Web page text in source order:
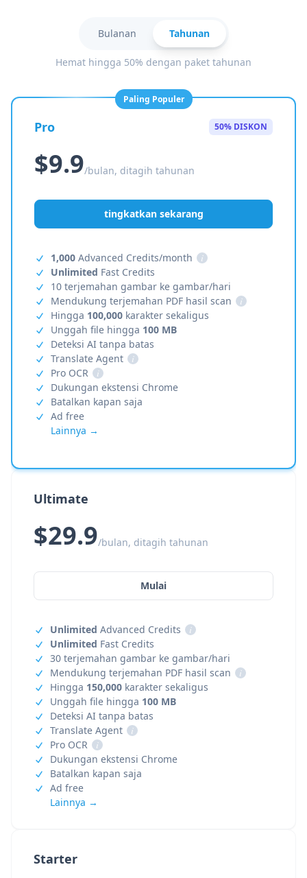
Bulanan Tahunan
Hemat hingga 50% dengan paket tahunan
Starter
Paling Populer
Pro 50% DISKON
$9.9/bulan, ditagih tahunan
tingkatkan sekarang
1,000 Advanced Credits/month
i
Unlimited Fast Credits
10 terjemahan gambar ke gambar/hari
Mendukung terjemahan PDF hasil scan
i
Hingga 100,000 karakter sekaligus
Unggah file hingga 100 MB
Deteksi AI tanpa batas
Translate Agent
i
Pro OCR
i
Dukungan ekstensi Chrome
Batalkan kapan saja
Ad free
Lainnya →
Ultimate
$29.9/bulan, ditagih tahunan
Mulai
Unlimited Advanced Credits
i
Unlimited Fast Credits
30 terjemahan gambar ke gambar/hari
Mendukung terjemahan PDF hasil scan
i
Hingga 150,000 karakter sekaligus
Unggah file hingga 100 MB
Deteksi AI tanpa batas
Translate Agent
i
Pro OCR
i
Dukungan ekstensi Chrome
Batalkan kapan saja
Ad free
Lainnya →